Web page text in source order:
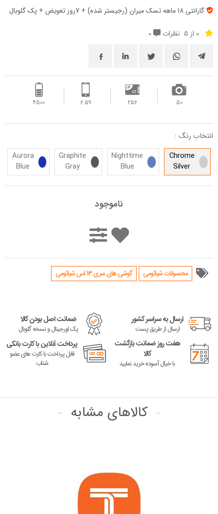
گارانتی 18 ماهه تسک میران (رجیستر شده) + 7روز تعویض + پک‌ گلوبال
0 از 5 نظرات
50
256
6.59
4500
انتخاب رنگ :
Chrome
Silver
Nighttime
Blue
Graphite
Gray
Aurora
Blue
ناموجود
محصولات شیائومی گوشی های سری 13 اس شیائومی
ارسال به سراسر کشور
ارسال از طریق پست
ضمانت اصل بودن کالا
پک اورجینال و نسخه گلوبال
هفت روز ضمانت بازگشت
کالا
با خیال آسوده خرید نمایید
پرداخت آنلاین با کارت بانکی
قابل پرداخت با کارت های عضو
شتاب
کالاهای مشابه